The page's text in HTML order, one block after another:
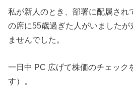
私が新人のとき、部署に配属され
の席に55歳過ぎた人がいました
ませんでした。
一日中 PC 広げて株価のチェック
す）。